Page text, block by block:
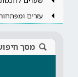
עזרים
מסך